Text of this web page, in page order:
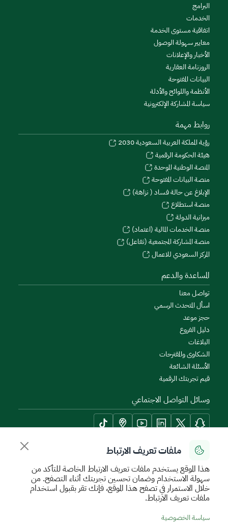
ملفات تعريف الارتباط
هذا الموقع يستخدم ملفات تعريف الارتباط الخاصة للتأكد من
سهولة الاستخدام وضمان تحسين تجربتك أثناء التصفح. من
خلال الاستمرار في تصفح هذا الموقع، فإنك تقر بقبول استخدام
ملفات تعريف الارتباط.
سياسة الخصوصية
البرامج
الخدمات
اتفاقية مستوى الخدمة
معايير سهولة الوصول
الأخبار والإعلانات
الروزنامة العقارية
البيانات المفتوحة
الأنظمة واللوائح والأدلة
سياسة المشاركة الإلكترونية
روابط مهمة
رؤية المملكة العربية السعودية 2030
هيئة الحكومة الرقمية
المنصة الوطنية الموحدة
منصة البيانات المفتوحة
الإبلاغ عن حالة فساد ( نزاهة)
منصة استطلاع
ميزانية الدولة
منصة الخدمات المالية (اعتماد)
منصة المشاركة المجتمعية (تفاعل)
المركز السعودي للاعمال
المساعدة والدعم
تواصل معنا
اسأل المتحدث الرسمي
حجز موعد
دليل الفروع
البلاغات
الشكاوى والمقترحات
الأسئلة الشائعة
قيم تجربتك الرقمية
وسائل التواصل الاجتماعي
أدوات الإتاحة وامكانية الوصول
سياسة الإستخدام الآمن